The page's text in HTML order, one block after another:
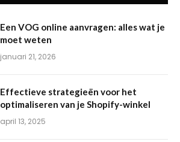
Een VOG online aanvragen: alles wat je
moet weten
januari 21, 2026
Effectieve strategieën voor het
optimaliseren van je Shopify-winkel
april 13, 2025